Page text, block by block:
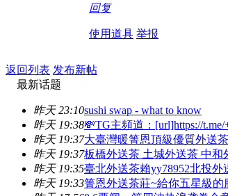
回复
使用道具 举报
返回列表 发布新帖
最新话题
昨天 23:10sushi swap - what to know
昨天 19:38💸TG主頻道：[url]https://
昨天 19:37大臺灣暖箐恩頂級優質外送
昨天 19:37板橋外送茶 土城外送茶 中和
昨天 19:35臺北外送茶賴yy78952北投外
昨天 19:33箐恩外送茶莊~給你五星級的